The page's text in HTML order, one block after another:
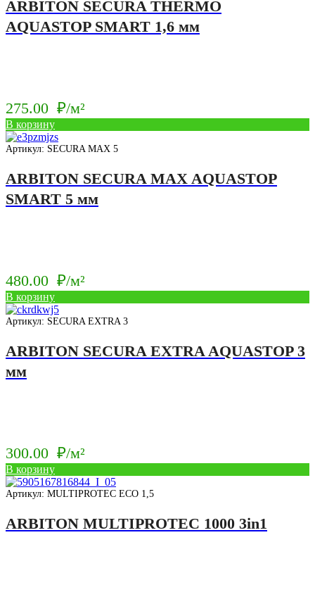
ARBITON SECURA THERMO
AQUASTOP SMART 1,6 мм
275.00 ₽/м²
В корзину
Артикул: SECURA MAX 5
ARBITON SECURA MAX AQUASTOP
SMART 5 мм
480.00 ₽/м²
В корзину
Артикул: SECURA EXTRA 3
ARBITON SECURA EXTRA AQUASTOP 3
мм
300.00 ₽/м²
В корзину
Артикул: MULTIPROTEC ECO 1,5
ARBITON MULTIPROTEC 1000 3in1